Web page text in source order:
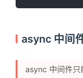
async 中间
async 中间件